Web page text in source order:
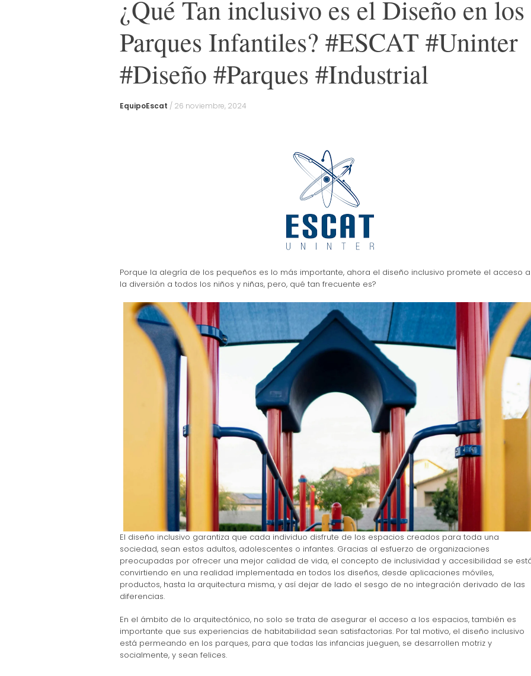
¿Qué Tan inclusivo es el Diseño en los
Parques Infantiles? #ESCAT #Uninter
#Diseño #Parques #Industrial
EquipoEscat / 26 noviembre, 2024
Porque la alegría de los pequeños es lo más importante, ahora el diseño inclusivo promete el acceso a
la diversión a todos los niños y niñas, pero, qué tan frecuente es?
El diseño inclusivo garantiza que cada individuo disfrute de los espacios creados para toda una
sociedad, sean estos adultos, adolescentes o infantes. Gracias al esfuerzo de organizaciones
preocupadas por ofrecer una mejor calidad de vida, el concepto de inclusividad y accesibilidad se
convirtiendo en una realidad implementada en todos los diseños, desde aplicaciones móviles,
productos, hasta la arquitectura misma, y así dejar de lado el sesgo de no integración derivado de las
diferencias.
En el ámbito de lo arquitectónico, no solo se trata de asegurar el acceso a los espacios, también es
importante que sus experiencias de habitabilidad sean satisfactorias. Por tal motivo, el diseño inclusivo
está permeando en los parques, para que todas las infancias jueguen, se desarrollen motriz y
socialmente, y sean felices.